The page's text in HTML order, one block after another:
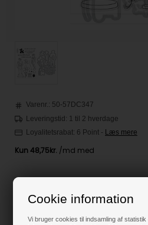
Cookie information
Vi bruger cookies til indsamling af
Varenr.: 50-57DC347
Leveringstid: 1 til 2 hverdage
Loyalitetsrabat: 6 Point - Læs mere
195,00DKK